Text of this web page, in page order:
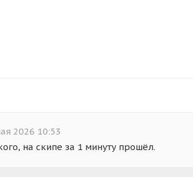
2026 10:53
на скипе за 1 минуту прошёл.